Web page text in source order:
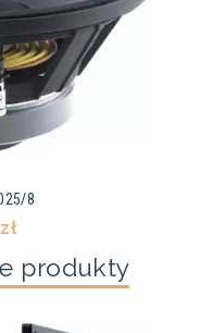
8
produkty